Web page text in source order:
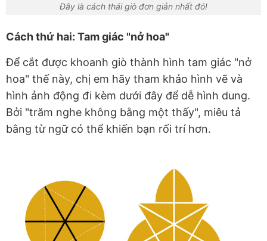
Đây là cách thái giò đơn giản nhất đó!
Cách thứ hai: Tam giác "nở hoa"
Để cắt được khoanh giò thành hình tam giác "nở
hoa" thế này, chị em hãy tham khảo hình vẽ và
hình ảnh động đi kèm dưới đây để dễ hình dung.
Bởi "trăm nghe không bằng một thấy", miêu tả
bằng từ ngữ có thể khiến bạn rối trí hơn.